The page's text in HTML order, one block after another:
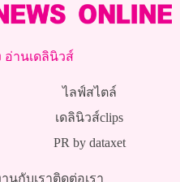
อ่านเดลินิวส์
ไลฟ์สไตล์
เดลินิวส์clips
PR by dataxet
นกับเราติดต่อเรา